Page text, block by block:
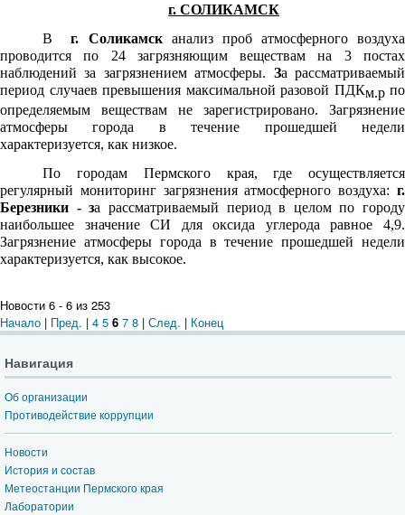
г. СОЛИКАМСК
В
г. Соликамсканализ проб атмосферного воздуха
проводится по 24 загрязняющим веществам на 3 постах
наблюдений за загрязнением атмосферы. За рассматриваемый
период случаев превышения максимальной разовой ПДКм.рпо
определяемым веществам не зарегистрировано. Загрязнение
атмосферы города в течение прошедшей недели
характеризуется, как низкое.
По городам Пермского края, где осуществляется
регулярный мониторинг загрязнения атмосферного воздуха: г.
Березники - за рассматриваемый период в целом по городу
наибольшее значение СИ для оксида углерода равное 4,9.
Загрязнение атмосферы города в течение прошедшей недели
характеризуется, как высокое.
Новости 6 - 6 из 253
Начало | Пред. | 4 5 6 7 8 | След. | Конец
Навигация
Об организации
Противодействие коррупции
Новости
История и состав
Метеостанции Пермского края
Лаборатории